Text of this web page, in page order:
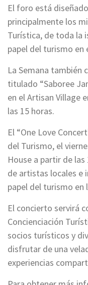
El foro está
principalmente los
Turística, de toda la
papel del turismo en
La Semana también
titulado “Saboree
en el Artisan Village
las 15 horas.
El “One Love
del Turismo, el
House a partir de
de artistas locales e
papel del turismo en
El concierto servirá
Concienciación
socios turísticos y
disfrutar de una
experiencias